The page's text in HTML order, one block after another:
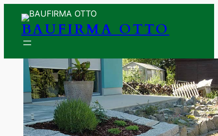
Inhalt
springen
BAUFIRMA OTTO